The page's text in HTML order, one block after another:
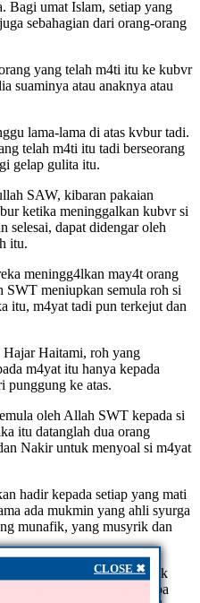
Bagi umat Islam, setiap yang
sebahagian dari orang-orang
yang telah m4ti itu ke kubvr
suaminya atau anaknya atau
lama-lama di atas kvbur tadi.
telah m4ti itu tadi berseorang
gelap gulita itu.
SAW, kibaran pakaian
ketika meninggalkan kubvr si
selesai, dapat didengar oleh
itu.
meningg4lkan may4t orang
meniupkan semula roh si
itu, m4yat tadi pun terkejut dan
Haitami, roh yang
m4yat itu hanya kepada
punggung ke atas.
oleh Allah SWT kepada si
itu datanglah dua orang
Nakir untuk menyoal si m4yat
hadir kepada setiap yang mati
ada mukmin yang ahli syurga
munafik, yang musyrik dan
orang malaikat yang tidak
sebab itu, tidak siapa
CLOSE ✖